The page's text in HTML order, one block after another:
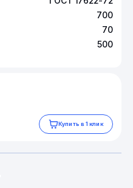
700
70
500
Купить в 1 клик